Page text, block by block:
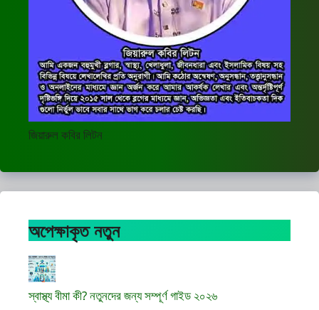
জিয়ারুল কবির লিটন
অপেক্ষাকৃত নতুন
স্বাস্থ্য বীমা কী? নতুনদের জন্য সম্পূর্ণ গাইড ২০২৬